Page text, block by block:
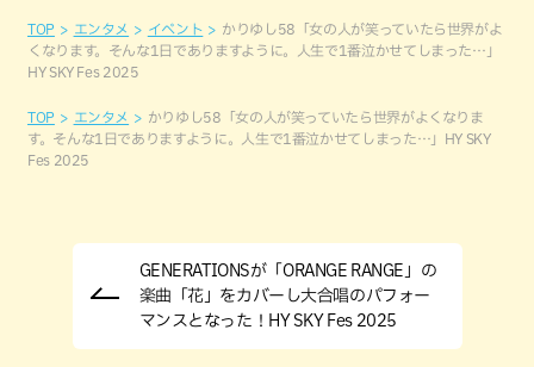
TOP エンタメ イベント
かりゆし58「女の人が笑っていたら世界がよ
くなります。そんな1日でありますように。人生で1番泣かせてしまった…」
HY SKY Fes 2025
TOP エンタメ
かりゆし58「女の人が笑っていたら世界がよくなりま
す。そんな1日でありますように。人生で1番泣かせてしまった…」HY SKY
Fes 2025
GENERATIONSが「ORANGE RANGE」の
楽曲「花」をカバーし大合唱のパフォー
マンスとなった！HY SKY Fes 2025